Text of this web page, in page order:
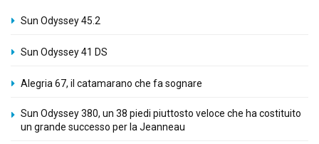
Sun Odyssey 45.2
Sun Odyssey 41 DS
Alegria 67, il catamarano che fa sognare
Sun Odyssey 380, un 38 piedi piuttosto veloce che ha costituito
un grande successo per la Jeanneau